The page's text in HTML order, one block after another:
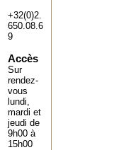
+32(0)2.
650.08.6
9
Accès
Sur
rendez-
vous
lundi,
mardi et
jeudi de
9h00 à
15h00